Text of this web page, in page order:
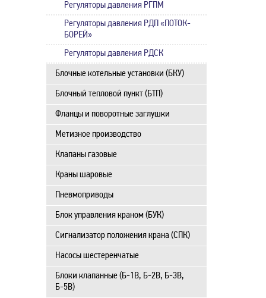
Регуляторы давления РГПМ
Регуляторы давления РДП «ПОТОК-
БОРЕЙ»
Регуляторы давления РДСК
Блочные котельные установки (БКУ)
Блочный тепловой пункт (БТП)
Фланцы и поворотные заглушки
Метизное производство
Клапаны газовые
Краны шаровые
Пневмоприводы
Блок управления краном (БУК)
Сигнализатор положения крана (СПК)
Насосы шестеренчатые
Блоки клапанные (Б-1В, Б-2В, Б-3В,
Б-5В)